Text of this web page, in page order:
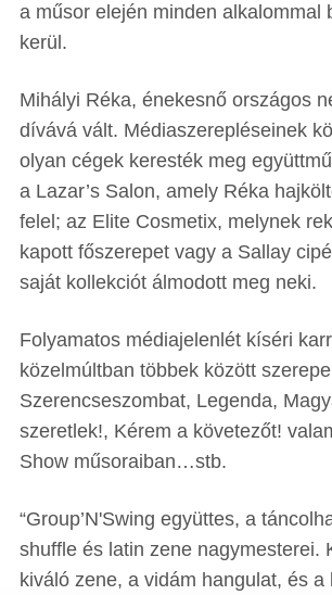
a műsor elején minden alkalommal
kerül.
Mihályi Réka, énekesnő országos
dívává vált. Médiaszerepléseinek
olyan cégek keresték meg
a Lazar’s Salon, amely Réka
felel; az Elite Cosmetix, melynek
kapott főszerepet vagy a Sallay
saját kollekciót álmodott meg neki.
Folyamatos médiajelenlét kíséri
közelmúltban többek között
Szerencseszombat, Legenda,
szeretlek!, Kérem a követezőt!
Show műsoraiban…stb.
“Group’N'Swing együttes, a
shuffle és latin zene nagymesterei.
kiváló zene, a vidám hangulat, és a